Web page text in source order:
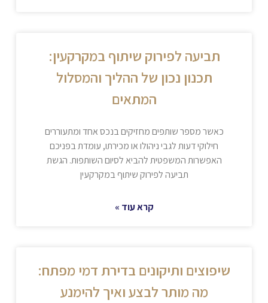
תביעה לפירוק שיתוף במקרקעין:
תכנון נכון של ההליך והמסלול
המתאים
כאשר מספר שותפים מחזיקים בנכס אחד ומתעוררים
חילוקי דעות לגבי ניהולו או מכירתו, עומדת בפניכם
האפשרות המשפטית להביא לסיום השותפות. הגשת
תביעה לפירוק שיתוף במקרקעין
קרא עוד »
שיפוצים ותיקונים בדירת דמי מפתח:
מה מותר לבצע ואיך להימנע